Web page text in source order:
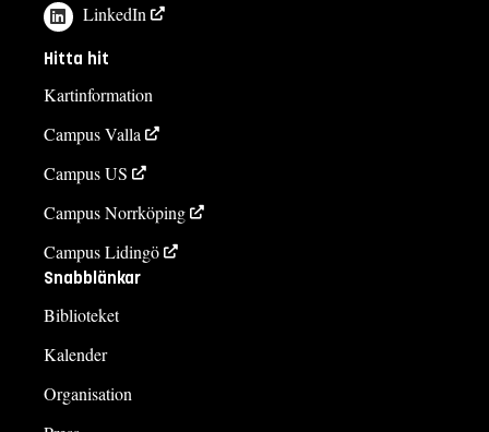
LinkedIn
Hitta hit
Kartinformation
Campus Valla
Campus US
Campus Norrköping
Campus Lidingö
Snabblänkar
Biblioteket
Kalender
Organisation